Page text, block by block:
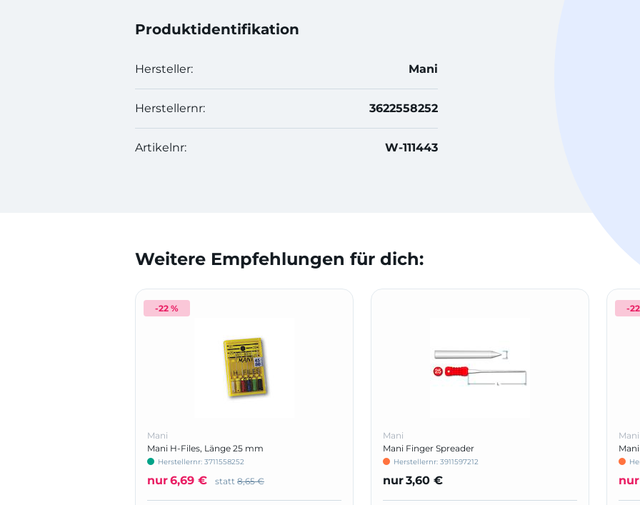
Produktidentifikation
Hersteller: Mani
Herstellernr: 3622558252
Artikelnr: W-111443
Weitere Empfehlungen für dich:
-22 %
Mani
Mani H-Files, Länge 25 mm
Herstellernr: 3711558252
nur6,69 € statt 8,65 €
Mani
Mani Finger Spreader
Herstellernr: 3911597212
nur3,60 €
-
Mani
nur